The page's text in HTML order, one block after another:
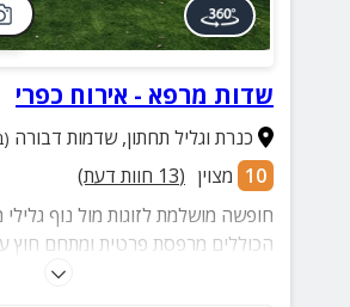
שדות מרפא - אירוח כפרי
כנרת וגליל תחתון,שדמות דבורה
10 מצוין (
13 חוות דעת)
חופשה מושלמת לזוגות מול נוף
הכוללים מרפסת פרטית ומתחם חוץ